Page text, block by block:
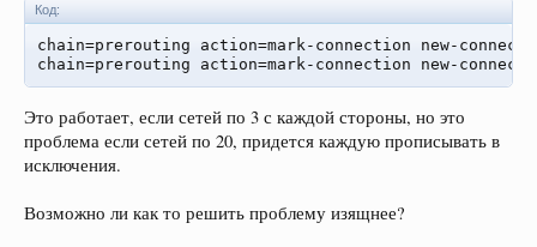
Код:
chain=prerouting action=mark-connection new-
chain=prerouting action=mark-connection new-
Это работает, если сетей по 3 с каждой стороны, но это
проблема если сетей по 20, придется каждую прописывать в
исключения.
Возможно ли как то решить проблему изящнее?